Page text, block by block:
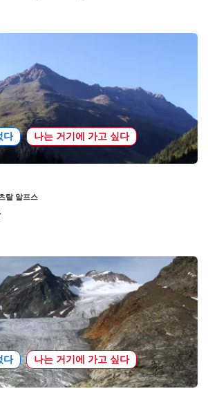
다 나는 거기에 가고 싶다
탈 알프스
다 나는 거기에 가고 싶다